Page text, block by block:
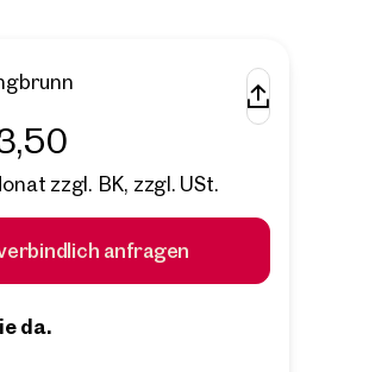
zzgl. BK, zzgl. USt.
anfragen
da.